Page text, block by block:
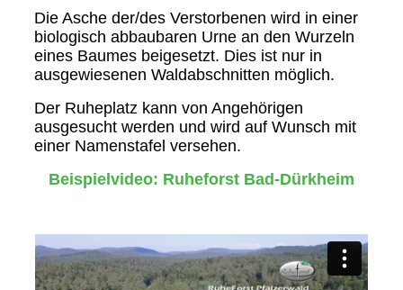
Die Asche der/des Verstorbenen wird in einer
biologisch abbaubaren Urne an den Wurzeln
eines Baumes beigesetzt. Dies ist nur in
ausgewiesenen Waldabschnitten möglich.
Der Ruheplatz kann von Angehörigen
ausgesucht werden und wird auf Wunsch mit
einer Namenstafel versehen.
Beispielvideo: Ruheforst Bad-Dürkheim